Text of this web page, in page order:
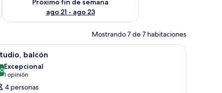
Próximo fin de semana
ago 21 - ago 23
Mostrando 7 de 7 habitaciones
de noche y vistas al exterior.Un dormitorio moderno con cama, mesitas
8 balcón
de 10
Excepcional
1 opinión
(1
opinión)
4 personas